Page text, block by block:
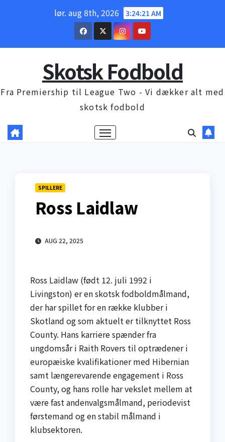
lør. aug 8th, 2026 3:24:22 AM
Skotsk Fodbold
Fra Premiership til League Two - Vi dækker alt med
skotsk fodbold
SPILLERE
Ross Laidlaw
AUG 22, 2025
Ross Laidlaw (født 12. juli 1992 i
Livingston) er en skotsk fodboldmålmand,
der har spillet for en række klubber i
Skotland og som aktuelt er tilknyttet Ross
County. Hans karriere spænder fra
ungdomsår i Raith Rovers til optrædener i
europæiske kvalifikationer med Hibernian
samt længerevarende engagement i Ross
County, og hans rolle har vekslet mellem at
være fast andenvalgsmålmand, periodevist
førstemand og en stabil målmand i
klubsektoren.